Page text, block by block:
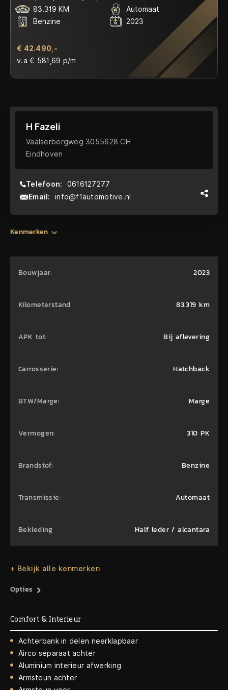
83.319 KM
Automaat
Benzine
2023
€ 42.490,-
v.a € 581,69 p/m
H Fazeli
Vaalserbergweg 3055628 CH
Eindhoven
Telefoon:
0616127277
Email:
info@f1automotive.nl
Kenmerken
Bouwjaar: 2023
Kilometerstand 83.319 km
APK tot: Bij aflevering
Carrosserie: Hatchback
BTW/Marge: Marge
Vermogen: 310 PK
Brandstof: Benzine
Transmissie: Automaat
Bekleding Half leder / alcantara
+ Bekijk alle kenmerken
Opties
Comfort & Interieur
Achterbank in delen neerklapbaar
Airco separaat achter
Aluminium interieur afwerking
Armsteun achter